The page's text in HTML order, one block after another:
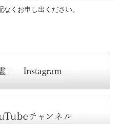
くお申し出ください。